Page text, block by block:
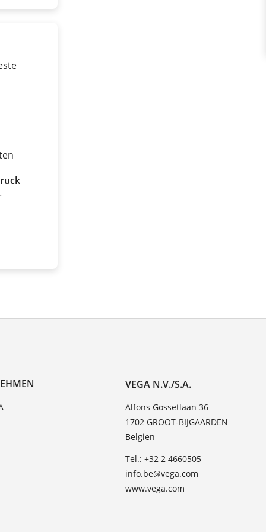
VEGA N.V./S.A.
Alfons Gossetlaan 36
1702 GROOT-BIJGAARDEN
Belgien
Tel.: +32 2 4660505
info.be@vega.com
www.vega.com